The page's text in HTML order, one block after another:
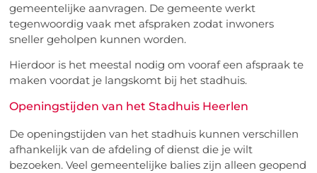
gemeentelijke aanvragen. De gemeente werkt
tegenwoordig vaak met afspraken zodat inwoners
sneller geholpen kunnen worden.
Hierdoor is het meestal nodig om vooraf een afspraak te
maken voordat je langskomt bij het stadhuis.
Openingstijden van het Stadhuis Heerlen
De openingstijden van het stadhuis kunnen verschillen
afhankelijk van de afdeling of dienst die je wilt
bezoeken. Veel gemeentelijke balies zijn alleen geopend